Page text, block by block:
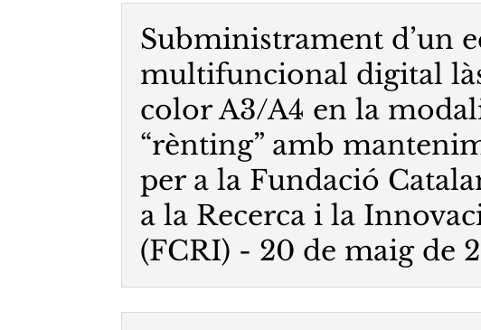
Subministrament d’un
multifuncional digital
color A3/A4 en la
“rènting” amb
per a la Fundació
a la Recerca i la
(FCRI) - 20 de maig de